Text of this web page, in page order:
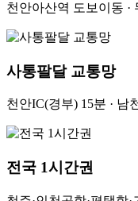
천안아산역 도보이동 ·
사통팔달 교통망
천안IC(경부) 15분 · 남
전국 1시간권